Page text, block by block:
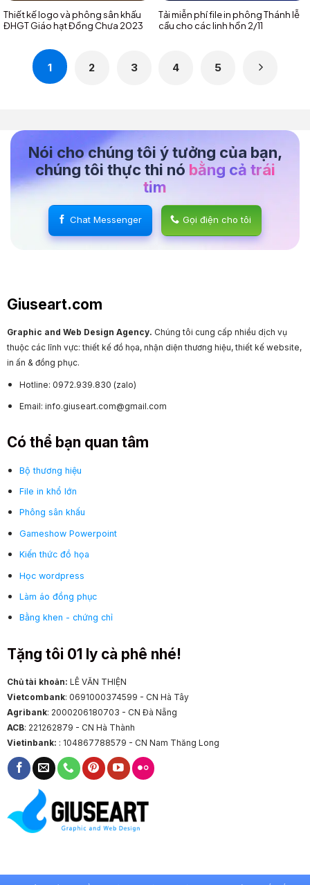
Thiết kế logo và phông sân khấu
ĐHGT Giáo hạt Đồng Chưa 2023
Tải miễn phí file in phông Thánh lễ
cầu cho các linh hồn 2/11
1 2 3 4 5
Nói cho chúng tôi ý tưởng của bạn,
chúng tôi thực thi nó bằng cả trái
tim
Chat Messenger Gọi điện cho tôi
Giuseart.com
Graphic and Web Design Agency. Chúng tôi cung cấp nhiều dịch vụ
thuộc các lĩnh vực: thiết kế đồ họa, nhận diện thương hiệu, thiết kế website,
in ấn & đồng phục.
Hotline: 0972.939.830 (zalo)
Email: info.giuseart.com@gmail.com
Có thể bạn quan tâm
Bộ thương hiệu
File in khổ lớn
Phông sân khấu
Gameshow Powerpoint
Kiến thức đồ họa
Học wordpress
Làm áo đồng phục
Bằng khen - chứng chỉ
Tặng tôi 01 ly cà phê nhé!
Chủ tài khoản: LÊ VĂN THIỆN
Vietcombank: 0691000374599 - CN Hà Tây
Agribank: 2000206180703 - CN Đà Nẵng
ACB: 221262879 - CN Hà Thành
Vietinbank: : 104867788579 - CN Nam Thăng Long